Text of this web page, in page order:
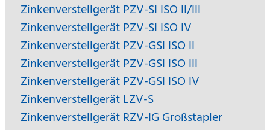
Zinkenverstellgerät PZV-SI ISO II/III
Zinkenverstellgerät PZV-SI ISO IV
Zinkenverstellgerät PZV-GSI ISO II
Zinkenverstellgerät PZV-GSI ISO III
Zinkenverstellgerät PZV-GSI ISO IV
Zinkenverstellgerät LZV-S
Zinkenverstellgerät RZV-IG Großstapler